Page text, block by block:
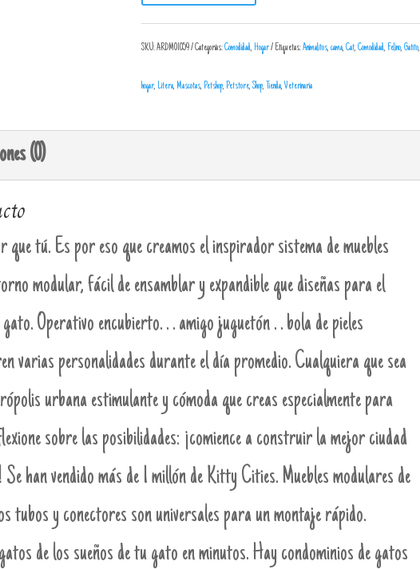
SKU:ARDM01059 Categorías:Comodidad, Hogar Etiquetas:Animalitos, cama, Cat, Comodidad, Felino, Gatito,
hogar, Litera, Mascotas, Petshop, Petstore, Shop, Tienda, Veterinaria
(0)
tú. Es por eso que creamos el inspirador sistema de muebles
modular, fácil de ensamblar y expandible que diseñas para el
Operativo encubierto. . . amigo juguetón . . bola de pieles
varias personalidades durante el día promedio. Cualquiera que sea
urbana estimulante y cómoda que creas especialmente para
sobre las posibilidades: ¡comience a construir la mejor ciudad
han vendido más de 1 millón de Kitty Cities. Muebles modulares de
tubos y conectores son universales para un montaje rápido.
de los sueños de tu gato en minutos. Hay condominios de gatos